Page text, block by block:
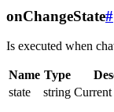
onChangeState#
Is executed when
Name Type
state
string Current